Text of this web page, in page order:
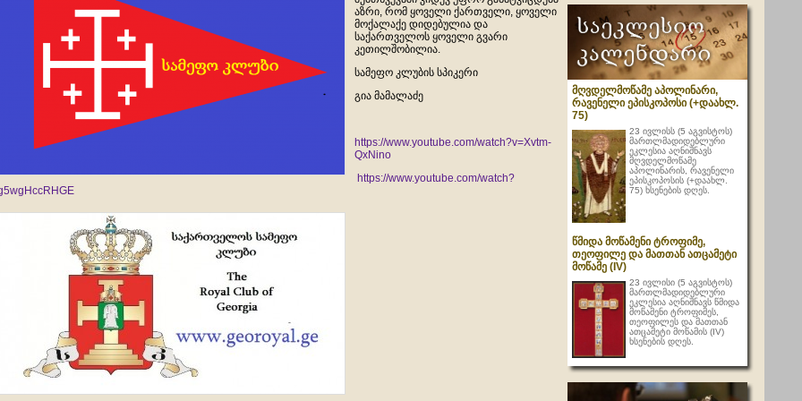
აზრი, რომ ყოველი ქართველი, ყოველი
მოქალაქე დიდებულია და
საქართველოს ყოველი გვარი
კეთილშობილია.
სამეფო კლუბის სპიკერი
გია მამალაძე
https://www.youtube.com/watch?v=Xvtm-
QxNino
https://www.youtube.com/watch?
მღვდელმოწამე აპოლინარი,
რავენელი ეპისკოპოსი (+დაახლ.
75)
23 ივლისს (5 აგვისტოს)
მართლმადიდებლური
ეკლესია აღნიშნავს
მღვდელმოწამე
აპოლინარის, რავენელი
ეპისკოპოსის (+დაახლ.
75) ხსენების დღეს.
წმიდა მოწამენი ტროფიმე,
თეოფილე და მათთან ათცამეტი
მოწამე (IV)
23 ივლისი (5 აგვისტოს)
მართლმადიდებლური
ეკლესია აღნიშნავს წმიდა
მოწამენი ტროფიმეს,
თეოფილეს და მათთან
ათცამეტი მოწამის (IV)
ხსენების დღეს.